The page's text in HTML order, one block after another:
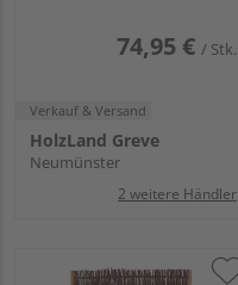
74,95 € / Stk.
Verkauf & Versand
HolzLand Greve
Neumünster
2 weitere Händler